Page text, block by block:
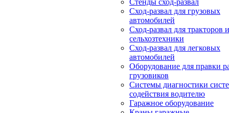
Стенды сход-развал
Сход-развал для грузовых
автомобилей
Сход-развал для тракторов и
сельхозтехники
Сход-развал для легковых
автомобилей
Оборудование для правки
грузовиков
Системы диагностики
содействия водителю
Гаражное оборудование